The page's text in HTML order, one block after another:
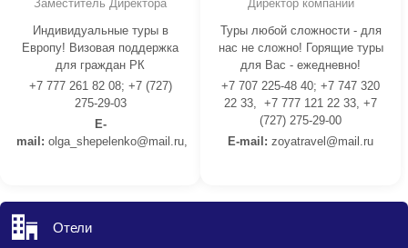
Заместитель Директора
Индивидуальные туры в
Европу! Визовая поддержка
для граждан РК
+7 777 261 82 08; +7 (727)
275-29-03
E-
mail: olga_shepelenko@mail.ru,
Директор компании
Туры любой сложности - для
нас не сложно! Горящие туры
для Вас - ежедневно!
+7 707 225-48 40; +7 747 320
22 33, +7 777 121 22 33, +7
(727) 275-29-00
E-mail: zoyatravel@mail.ru
Отели